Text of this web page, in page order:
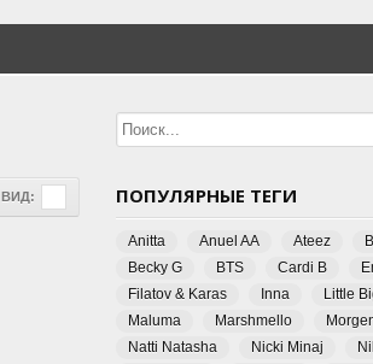
ВИД: ПОПУЛЯРНЫЕ ТЕГИ
Anitta Anuel AA Ateez
Becky G
BTS Cardi B
Filatov & Karas
Inna
Little
Maluma
Marshmello
Natti Natasha
Nicki Minaj